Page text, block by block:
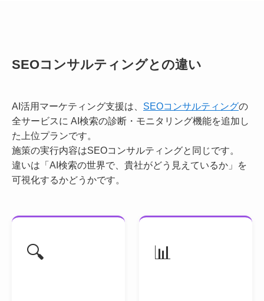
SEOコンサルティングとの違い
AI活用マーケティング支援は、 SEOコンサルティングの
全サービスに AI検索の診断・モニタリング機能を追加し
た上位プランです。
施策の実行内容はSEOコンサルティングと同じです。
違いは「AI検索の世界で、貴社がどう見えているか」を
可視化するかどうかです。
🔍 📊